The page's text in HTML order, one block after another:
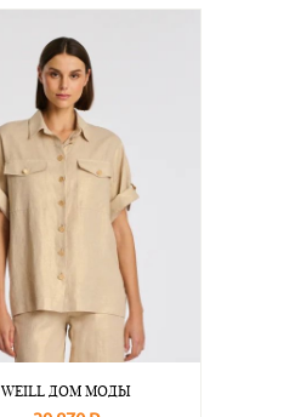
WEILL ДОМ МОДЫ